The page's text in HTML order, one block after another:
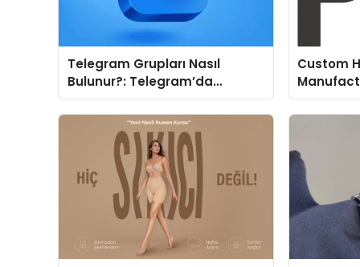
Telegram Grupları Nasıl
Bulunur?: Telegram’da
Topluluk Deneyimini
Geliştirmek
Custom
Fit and